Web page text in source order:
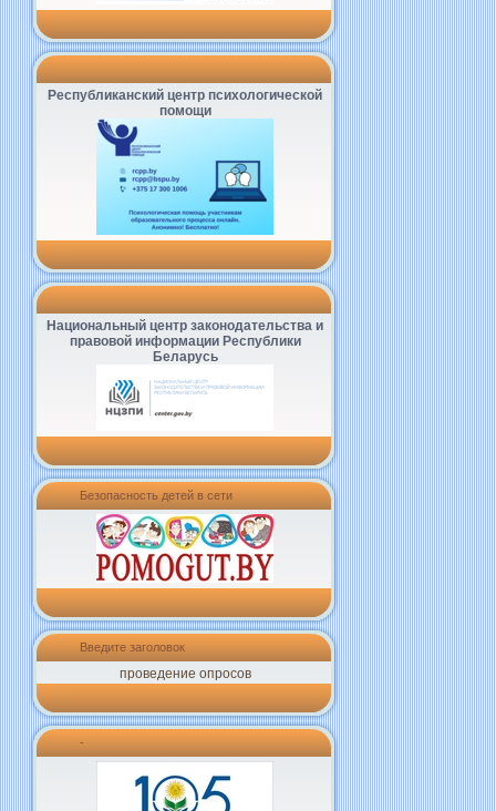
Республиканский центр психологической
помощи
Национальный центр законодательства и
правовой информации Республики
Беларусь
Безопасность детей в сети
Введите заголовок
проведение опросов
-